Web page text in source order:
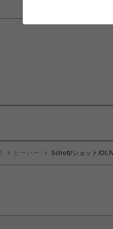
ビーバー Schott/ショット/